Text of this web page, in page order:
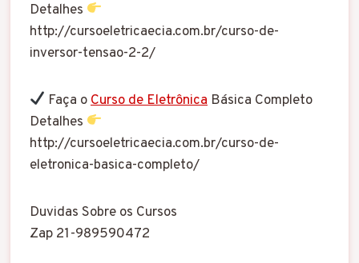
Detalhes
http://cursoeletricaecia.com.br/curso-de-
inversor-tensao-2-2/
Faça oCurso de Eletrônica Básica Completo
Detalhes
http://cursoeletricaecia.com.br/curso-de-
eletronica-basica-completo/
Duvidas Sobre os Cursos
Zap 21-989590472